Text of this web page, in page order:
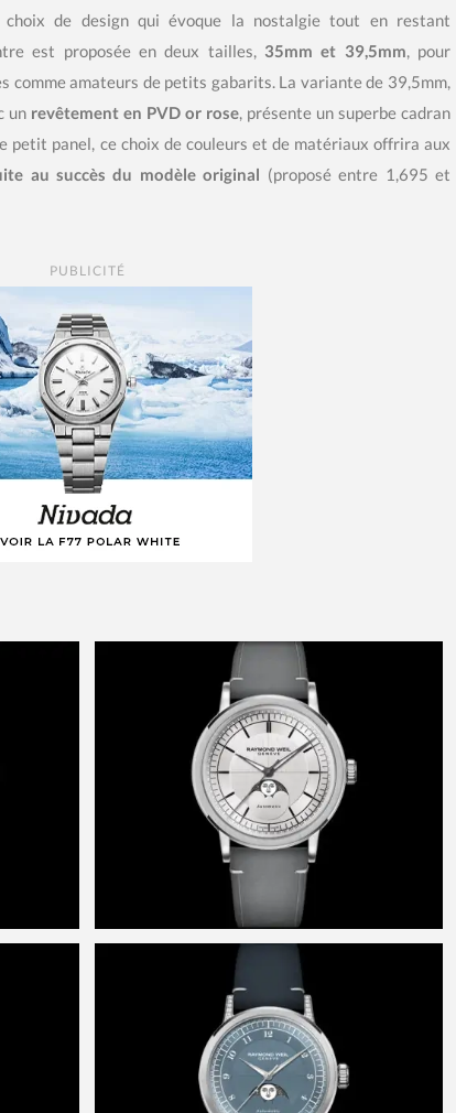
choix de design qui évoque la nostalgie tout en restant
est proposée en deux tailles, 35mm et 39,5mm, pour
comme amateurs de petits gabarits. La variante de 39,5mm,
un revêtement en PVD or rose, présente un superbe cadran
petit panel, ce choix de couleurs et de matériaux offrira aux
au succès du modèle original (proposé entre 1,695 et
PUBLICITÉ